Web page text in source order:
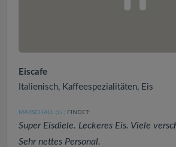
Eiscafe
Italienisch, Kaffeespezialitäten, Eis
MARSCHALL (12 ) FINDET:
Super Eisdiele. Leckeres Eis. Viele
Sehr nettes Personal.